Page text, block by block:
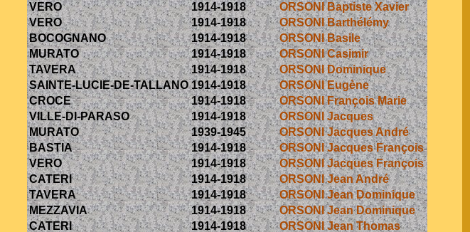
VERO
1914-1918
ORSONI Baptiste Xavier
VERO
1914-1918
ORSONI Barthélémy
BOCOGNANO
1914-1918
ORSONI Basile
MURATO
1914-1918
ORSONI Casimir
TAVERA
1914-1918
ORSONI Dominique
SAINTE-LUCIE-DE-TALLANO 1914-1918
ORSONI Eugène
CROCE
1914-1918
ORSONI François Marie
VILLE-DI-PARASO
1914-1918
ORSONI Jacques
MURATO
1939-1945
ORSONI Jacques André
BASTIA
1914-1918
ORSONI Jacques François
VERO
1914-1918
ORSONI Jacques François
CATERI
1914-1918
ORSONI Jean André
TAVERA
1914-1918
ORSONI Jean Dominique
MEZZAVIA
1914-1918
ORSONI Jean Dominique
CATERI
1914-1918 ORSONI Jean Thomas